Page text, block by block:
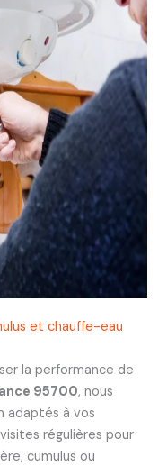
et chauffe-eau
la performance de
95700, nous
adaptés à vos
régulières pour
cumulus ou